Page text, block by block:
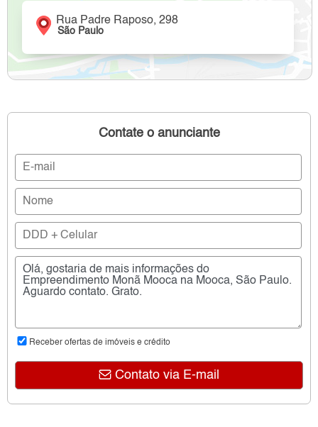
Rua Padre Raposo, 298
São Paulo
Contate o anunciante
Receber ofertas de imóveis e crédito
Contato via E-mail